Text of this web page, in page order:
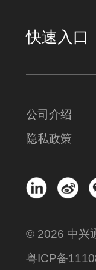
快速入口
公司介绍
隐私政策
© 2026 中兴
粤ICP备